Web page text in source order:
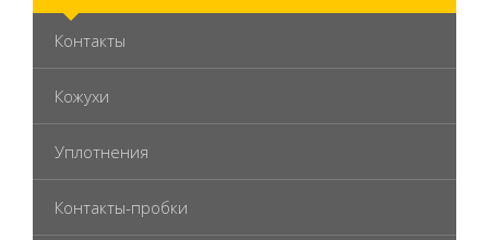
Контакты
Кожухи
Уплотнения
Контакты-пробки